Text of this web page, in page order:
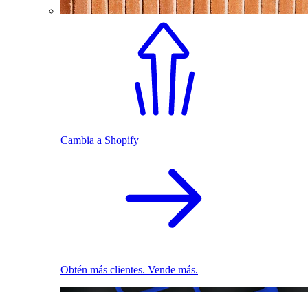
Cambia a Shopify
Obtén más clientes. Vende más.